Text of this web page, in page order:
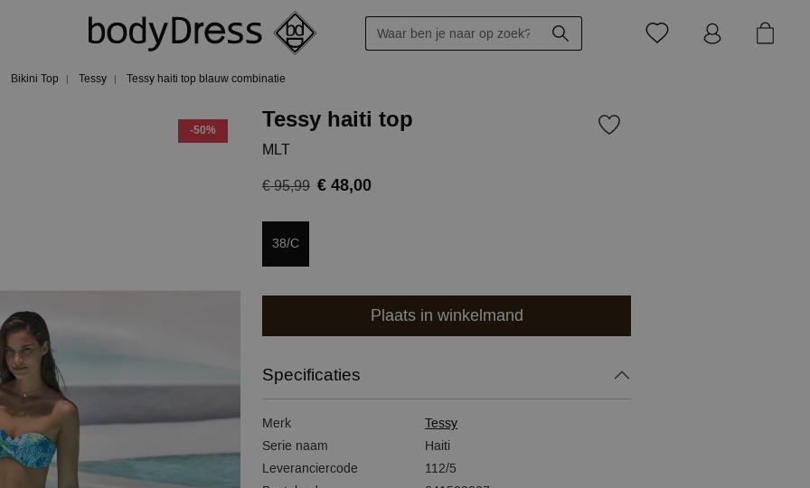
Bikini Top Tessy Tessy haiti top blauw combinatie
-50% Tessy haiti top
MLT
€ 95,99 € 48,00
38/C
Plaats in winkelmand
Specificaties
Merk
Tessy
Serie naam
Haiti
Leveranciercode
112/5